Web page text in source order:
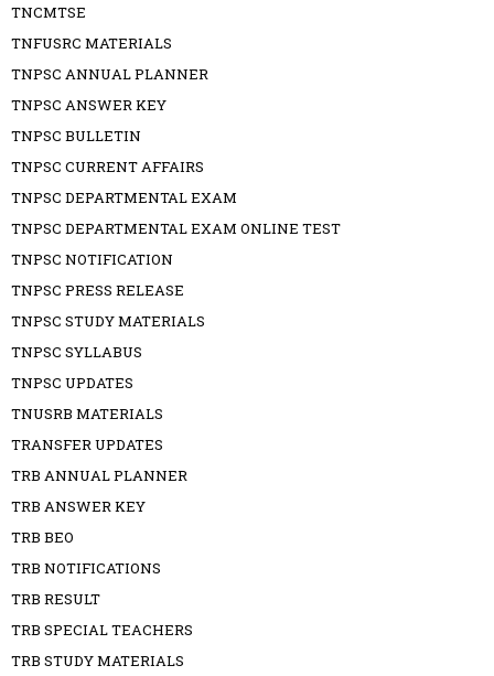
TNCMTSE
TNFUSRC MATERIALS
TNPSC ANNUAL PLANNER
TNPSC ANSWER KEY
TNPSC BULLETIN
TNPSC CURRENT AFFAIRS
TNPSC DEPARTMENTAL EXAM
TNPSC DEPARTMENTAL EXAM ONLINE TEST
TNPSC NOTIFICATION
TNPSC PRESS RELEASE
TNPSC STUDY MATERIALS
TNPSC SYLLABUS
TNPSC UPDATES
TNUSRB MATERIALS
TRANSFER UPDATES
TRB ANNUAL PLANNER
TRB ANSWER KEY
TRB BEO
TRB NOTIFICATIONS
TRB RESULT
TRB SPECIAL TEACHERS
TRB STUDY MATERIALS